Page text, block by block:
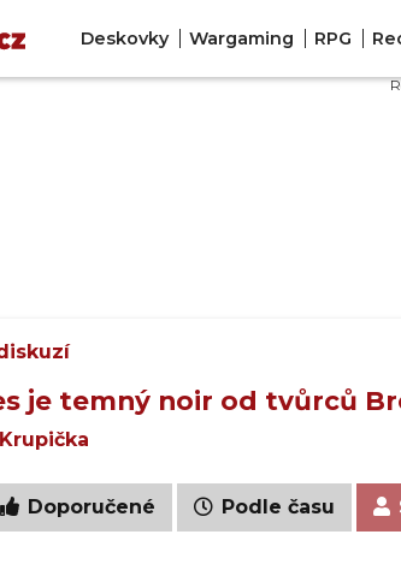
Deskovky Wargaming RPG
je temný noir od tvůrců
Doporučené Podle času